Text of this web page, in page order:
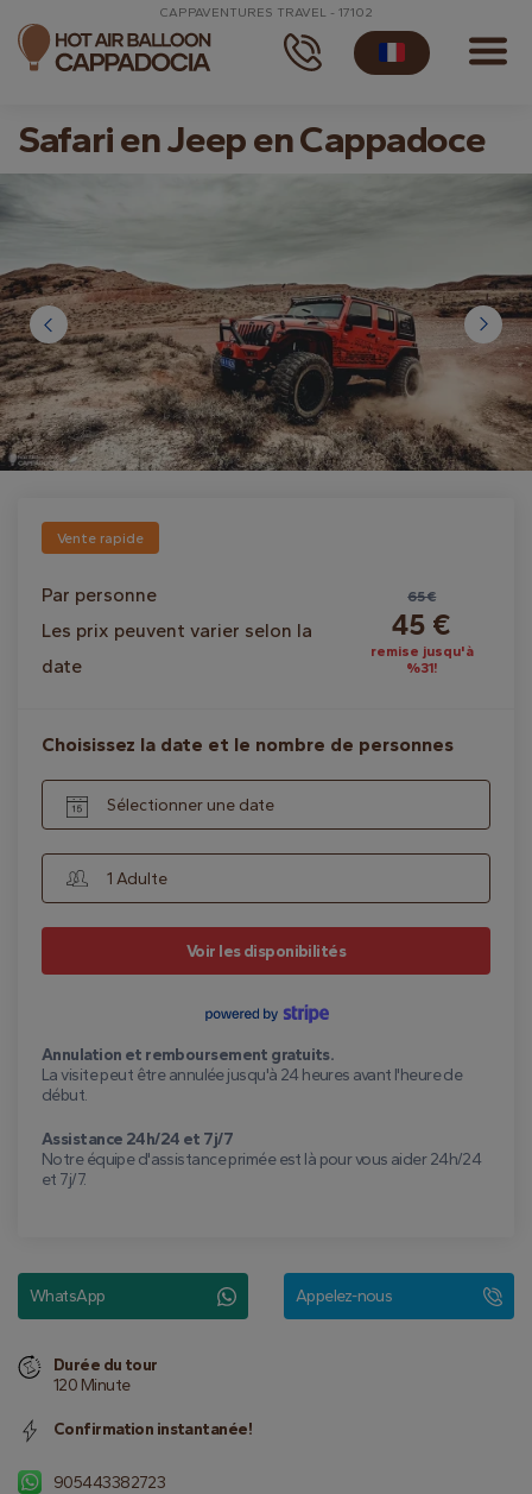
CAPPAVENTURES TRAVEL - 17102
Safari en Jeep en Cappadoce
Vente rapide
Par personne
Les prix peuvent varier selon la
date
65 €
45 €
remise jusqu'à
%31!
Choisissez la date et le nombre de personnes
Sélectionner une date
1 Adulte
Voir les disponibilités
Annulation et remboursement gratuits.
La visite peut être annulée jusqu'à 24 heures avant l'heure de
début.
Assistance 24h/24 et 7j/7
Notre équipe d'assistance primée est là pour vous aider 24h/24
et 7j/7.
WhatsApp Appelez-nous
Durée du tour
120 Minute
Confirmation instantanée!
905443382723